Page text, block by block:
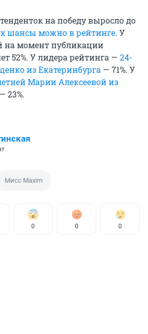
на победу выросло до
шансы можно в рейтинге. У
на момент публикации
52%. У лидера рейтинга — 24-
из Екатеринбурга — 71%. У
Марии Алексеевой из
23%.
Мисс Maxim
0 0 0